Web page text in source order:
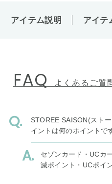
アイテム説明 アイテ
FAQ よくあるご質
STOREE SAISON(スト
イントは何のポイントで
セゾンカード・UCカ
滅ポイント・UCポイ